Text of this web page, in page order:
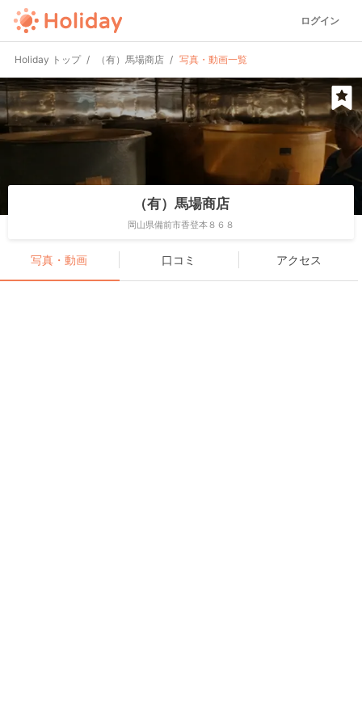
ログイン
Holiday トップ （有）馬場商店 写真・動画一覧
（有）馬場商店
岡山県備前市香登本８６８
写真・動画 口コミ アクセス